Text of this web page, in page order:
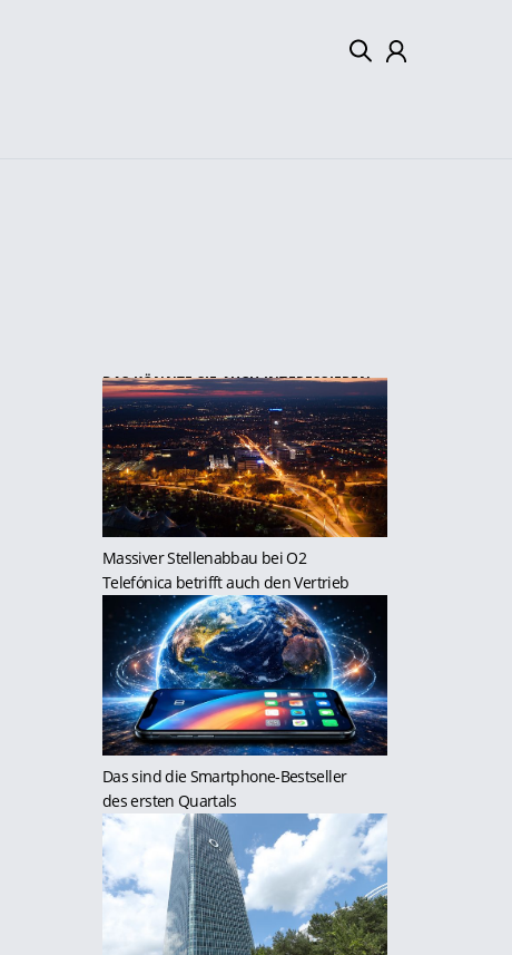
DAS KÖNNTE SIE AUCH INTERESSIEREN:
Massiver Stellenabbau bei O2
Telefónica betrifft auch den Vertrieb
Das sind die Smartphone-Bestseller
des ersten Quartals